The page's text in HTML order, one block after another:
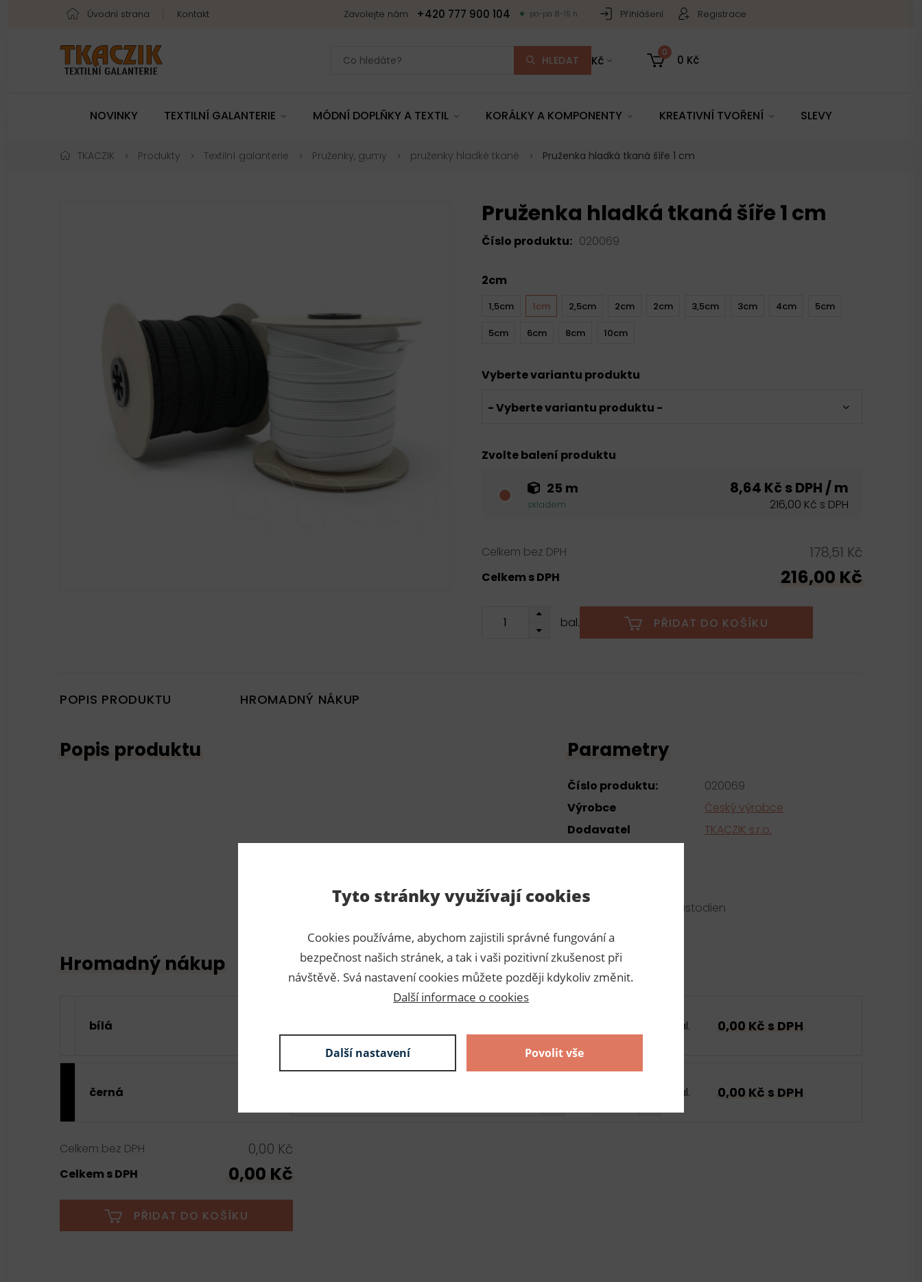
Úvodní strana Kontakt Zavolejte nám +420 777 900 104 po-pá 8-15 h. Přihlášení Registrace
HLEDAT Kč
0
0 Kč
NOVINKY TEXTILNÍ GALANTERIE MÓDNÍ DOPLŇKY A TEXTIL KORÁLKY A KOMPONENTY KREATIVNÍ TVOŘENÍ SLEVY
TKACZIK Produkty Textilní galanterie Pruženky, gumy pruženky hladké tkané Pruženka hladká tkaná šíře 1 cm
Pruženka hladká tkaná šíře 1 cm
Číslo produktu: 020069
2cm
1,5cm 1cm 2,5cm 2cm 2cm 3,5cm 3cm 4cm 5cm
5cm 6cm 8cm 10cm
Vyberte variantu produktu
- Vyberte variantu produktu -
Zvolte balení produktu
25 m
skladem
8,64 Kč s DPH / m
216,00 Kč s DPH
Celkem bez DPH 178,51 Kč
Celkem s DPH 216,00 Kč
bal. PŘIDAT DO KOŠÍKU
POPIS PRODUKTU HROMADNÝ NÁKUP
Popis produktu Parametry
Číslo produktu:
020069
Výrobce
Český výrobce
Dodavatel
TKACZIK s.r.o.
80% polyester 20% elastodien
Hromadný nákup
bílá
skladem 216,00 Kč s DPH
bal. 0,00 Kč s DPH
černá bal. 0,00 Kč s DPH
Celkem bez DPH 0,00 Kč
Celkem s DPH 0,00 Kč
PŘIDAT DO KOŠÍKU
Tyto stránky využívají cookies
Cookies používáme, abychom zajistili správné fungování a
bezpečnost našich stránek, a tak i vaši pozitivní zkušenost při
návštěvě. Svá nastavení cookies můžete později kdykoliv změnit.
Další informace o cookies
Další nastavení Povolit vše